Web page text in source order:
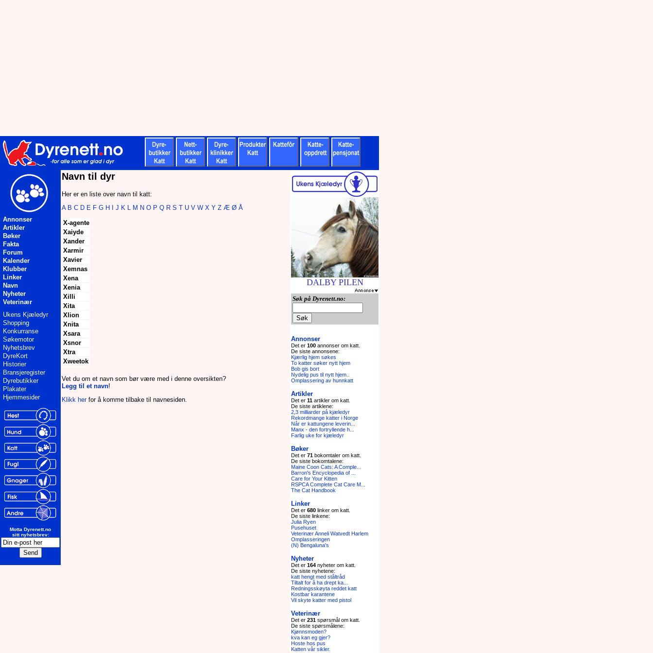
Annonser
Artikler
Bøker
Fakta
Forum
Kalender
Klubber
Linker
Navn
Nyheter
Veterinær
Ukens Kjæledyr
Shopping
Konkurranse
Søkemotor
Nyhetsbrev
DyreKort
Historier
Bransjeregister
Dyrebutikker
Plakater
Hjemmesider
Motta Dyrenett.no
sitt nyhetsbrev:
Navn til dyr
Her er en liste over navn til katt:
A B C D E F G H J K M N O P Q R S T U V W X Y Z Æ Ø Å
X-agente
Xaiyde
Xander
Xarmir
Xavier
Xemnas
Xena
Xenia
Xilli
Xita
Xlion
Xnita
Xsara
Xsnor
Xtra
Xweetok
Vet du om et navn som bør være med i denne oversikten?
Legg til et navn!
Klikk herfor å komme tilbake til navnesiden.
DALBY PILEN
Søk på Dyrenett.no:
Annonser
Det er 100 annonser om katt.
De siste annonsene:
Kjærlig hjem søkes
To katter søker nytt hjem
Bob gis bort
Nydelig pus til nytt hjem..
Omplassering av hunnkatt
Artikler
Det er 11 artikler om katt.
De siste artiklene:
2,3 milliarder på kjæledyr
Rekordmange katter i Norge
Når er kattungene leverin...
Manx - den fortryllende h...
Farlig uke for kjæledyr
Bøker
Det er 71 bokomtaler om katt.
De siste bokomtalene:
Maine Coon Cats: A Comple...
Barron's Encyclopedia of ...
Care for Your Kitten
RSPCA Complete Cat Care M...
The Cat Handbook
Linker
Det er 680 linker om katt.
De siste linkene:
Julia Ryen
Pusehuset
Veterinær Anneli Watvedt Harlem
Omplasseringen
(N) Bengaluna's
Nyheter
Det er 164 nyheter om katt.
De siste nyhetene:
katt hengt med ståltråd
Tiltalt for å ha drept ka...
Redningsskøyta reddet katt
Kostbar karantene
Vil skyte katter med pistol
Veterinær
Det er 231 spørsmål om katt.
De siste spørsmålene:
Kjønnsmoden?
kva kan eg gjer?
Hoste hos pus
Katten vår sikler.